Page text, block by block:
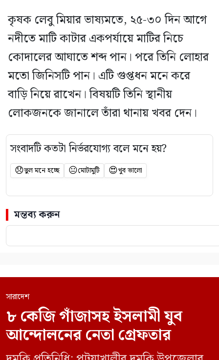
কৃষক লেবু মিয়ার ভাষ্যমতে, ২৫-৩০ দিন আগে
নদীতে মাটি কাটার একপর্যায়ে মাটির নিচে
কোদালের আঘাতে শব্দ পান। পরে তিনি লোহার
মতো জিনিসটি পান। এটি গুপ্তধন মনে করে
বাড়ি নিয়ে রাখেন। বিষয়টি তিনি স্থানীয়
লোকজনকে জানালে তাঁরা থানায় খবর দেন।
সংবাদটি কতটা নির্ভরযোগ্য বলে মনে হয়?
😞ভুল মনে হচ্ছে 😐মোটামুটি 😍খুব ভালো
মন্তব্য করুন
সারাদেশ
৮ কেজি গাঁজাসহ ইসলামী যুব
আন্দোলনের নেতা গ্রেফতার